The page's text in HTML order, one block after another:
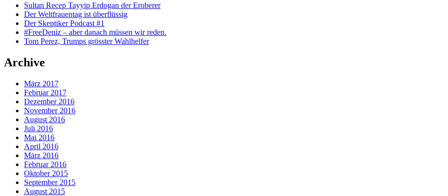
Sultan Recep Tayyip Erdogan der Eroberer
Der Weltfrauentag ist überflüssig
Der Skeptiker Podcast #1
#FreeDeniz – aber danach müssen wir reden.
Tom Perez, Trumps grösster Wahlhelfer
Archive
März 2017
Februar 2017
Dezember 2016
November 2016
August 2016
Juli 2016
Mai 2016
April 2016
März 2016
Februar 2016
Oktober 2015
September 2015
August 2015